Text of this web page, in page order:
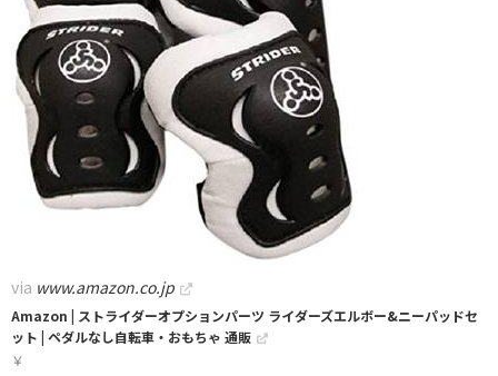
via www.amazon.co.jp
Amazon | ストライダーオプションパーツ ライダーズエルボー&ニーパッドセ
ット | ペダルなし自転車・おもちゃ 通販
￥